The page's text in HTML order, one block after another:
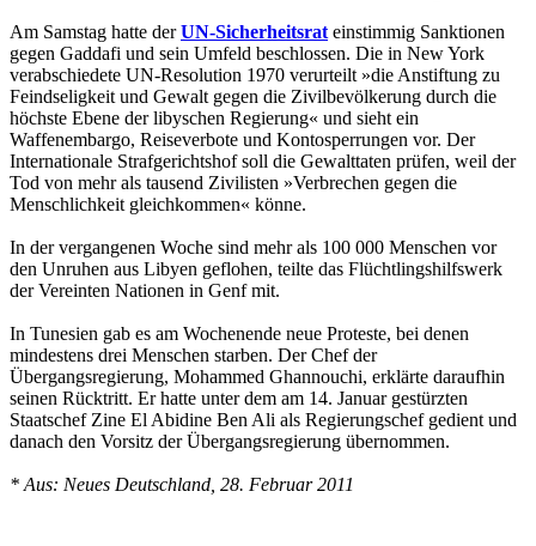
Am Samstag hatte derUN-Sicherheitsrat einstimmig Sanktionen
gegen Gaddafi und sein Umfeld beschlossen. Die in New York
verabschiedete UN-Resolution 1970 verurteilt »die Anstiftung zu
Feindseligkeit und Gewalt gegen die Zivilbevölkerung durch die
höchste Ebene der libyschen Regierung« und sieht ein
Waffenembargo, Reiseverbote und Kontosperrungen vor. Der
Internationale Strafgerichtshof soll die Gewalttaten prüfen, weil der
Tod von mehr als tausend Zivilisten »Verbrechen gegen die
Menschlichkeit gleichkommen« könne.
In der vergangenen Woche sind mehr als 100 000 Menschen vor
den Unruhen aus Libyen geflohen, teilte das Flüchtlingshilfswerk
der Vereinten Nationen in Genf mit.
In Tunesien gab es am Wochenende neue Proteste, bei denen
mindestens drei Menschen starben. Der Chef der
Übergangsregierung, Mohammed Ghannouchi, erklärte daraufhin
seinen Rücktritt. Er hatte unter dem am 14. Januar gestürzten
Staatschef Zine El Abidine Ben Ali als Regierungschef gedient und
danach den Vorsitz der Übergangsregierung übernommen.
* Aus: Neues Deutschland, 28. Februar 2011